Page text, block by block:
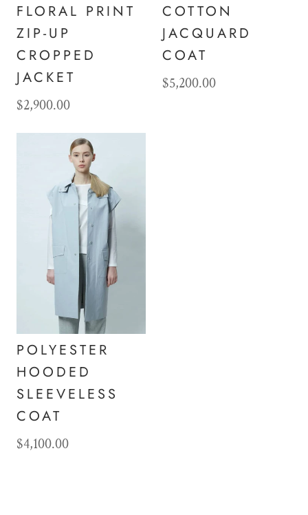
FLORAL PRINT
ZIP-UP
CROPPED
JACKET
$2,900.00
COTTON
JACQUARD
COAT
$5,200.00
POLYESTER
HOODED
SLEEVELESS
COAT
$4,100.00